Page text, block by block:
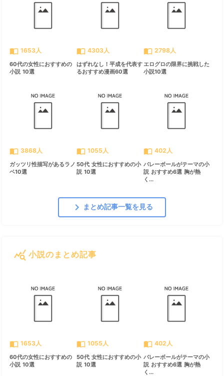
import_contacts 1653人
60代の女性におすすめの
小説 10選
import_contacts 4303人
はずれなし！平成を代表す
るおすすめ漫画60選
import_contacts 2798人
エログロの限界に挑戦した
小説10選
import_contacts 3868人
ガッツリ性描写があるラノ
ベ10選
import_contacts 1055人
50代 女性におすすめの小
説 10選
import_contacts 402人
バレーボールがテーマの小
説 おすすめ6選 胸が熱
く...
chevron_right まとめ記事一覧を見る
query_stats 小説のまとめ記事
import_contacts 1653人
60代の女性におすすめの
小説 10選
import_contacts 1055人
50代 女性におすすめの小
説 10選
import_contacts 402人
バレーボールがテーマの小
説 おすすめ6選 胸が熱
く...